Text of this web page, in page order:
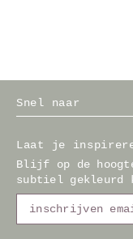
Snel naar
Laat je
Blijf op de
subtiel gekleurd